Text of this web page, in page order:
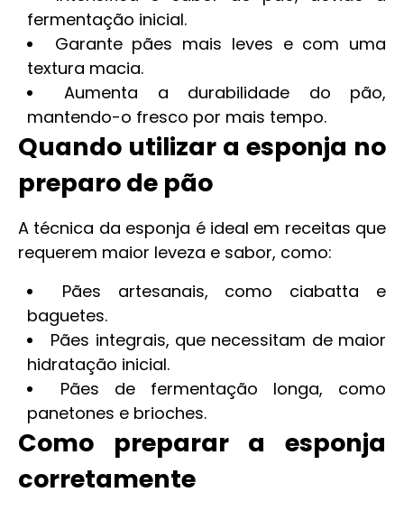
fermentação inicial.
Garante pães mais leves e com uma
textura macia.
Aumenta a durabilidade do pão,
mantendo-o fresco por mais tempo.
Quando utilizar a esponja no
preparo de pão
A técnica da esponja é ideal em receitas que
requerem maior leveza e sabor, como:
Pães artesanais, como ciabatta e
baguetes.
Pães integrais, que necessitam de maior
hidratação inicial.
Pães de fermentação longa, como
panetones e brioches.
Como preparar a esponja
corretamente